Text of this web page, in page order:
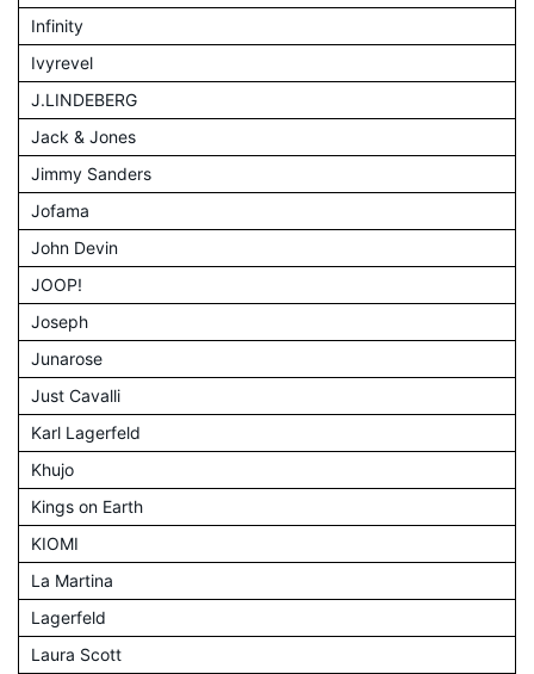
Infinity
Ivyrevel
J.LINDEBERG
Jack & Jones
Jimmy Sanders
Jofama
John Devin
JOOP!
Joseph
Junarose
Just Cavalli
Karl Lagerfeld
Khujo
Kings on Earth
KIOMI
La Martina
Lagerfeld
Laura Scott